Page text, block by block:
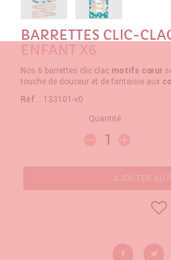
BARRETTES CLIC-
ENFANT X6
Nos 6 barrettes clic clac motifs cœur
touche de douceur et de fantaisie aux
Réf. : 133101-v0
Quantité
AJOUTER AU